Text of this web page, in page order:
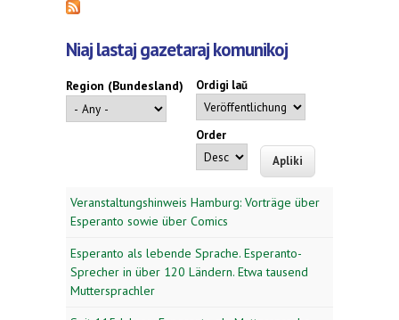
Niaj lastaj gazetaraj komunikoj
Region (Bundesland) Ordigi laŭ
Order
Veranstaltungshinweis Hamburg: Vorträge über
Esperanto sowie über Comics
Esperanto als lebende Sprache. Esperanto-
Sprecher in über 120 Ländern. Etwa tausend
Muttersprachler